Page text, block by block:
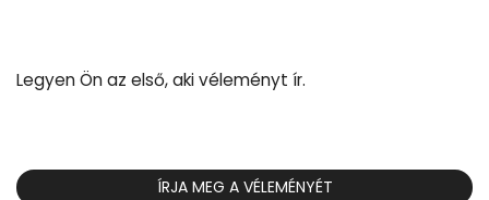
Legyen Ön az első, aki véleményt ír.
ÍRJA MEG A VÉLEMÉNYÉT